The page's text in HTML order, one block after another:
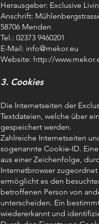
Herausgeber: Exclusive
Anschrift:
58706 Menden
Tel.: 02373 9460201
E-Mail: info@mekor.eu
Website: http://
3. Cookies
Die Internetseiten der
Textdateien, welche über
gespeichert werden.
Zahlreiche Internetseiten
sogenannte Cookie-ID.
aus einer Zeichenfolge,
Internetbrowser
ermöglicht es den
betroffenen Person von
unterscheiden. Ein
wiedererkannt und